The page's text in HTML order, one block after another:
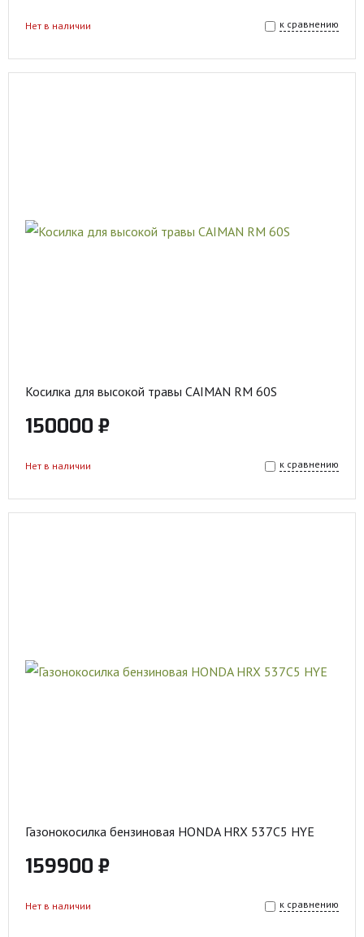
к сравнению
Нет в наличии
Косилка для высокой травы CAIMAN RM 60S
150000 ₽
к сравнению
Нет в наличии
Газонокосилка бензиновая HONDA HRX 537C5 HYE
159900 ₽
к сравнению
Нет в наличии